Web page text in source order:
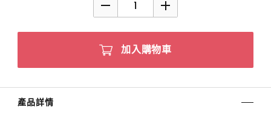
加入購物車
產品詳情